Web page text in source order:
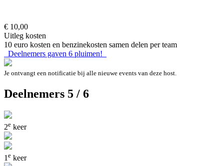
€ 10,00
Uitleg kosten
10 euro kosten en benzinekosten samen delen per team
Deelnemers gaven 6 pluimen!
Je ontvangt een notificatie bij alle nieuwe events van deze host.
Deelnemers 5 / 6
2e keer
1 e keer